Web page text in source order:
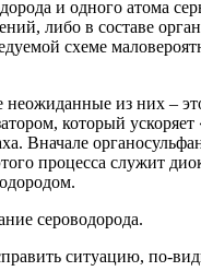
и одного атома
либо в составе
схеме
из них –
который ускоряет
Вначале
процесса служит
сероводорода.
ситуацию,